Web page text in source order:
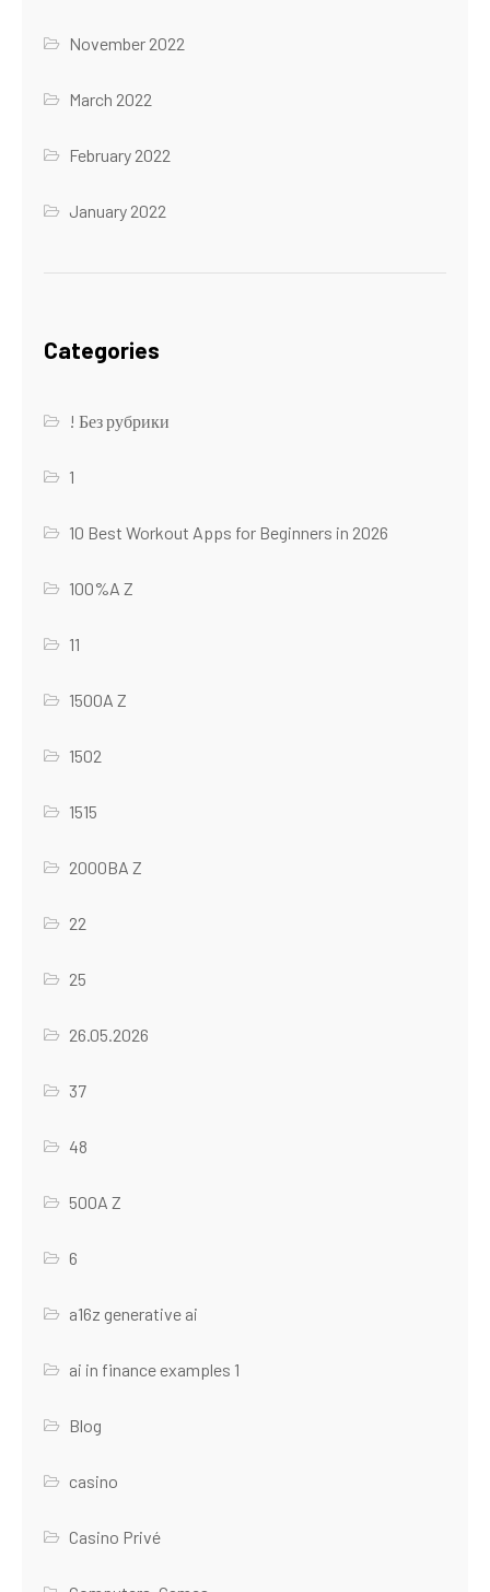
November 2022
March 2022
February 2022
January 2022
Categories
! Без рубрики
1
10 Best Workout Apps for Beginners in 2026
100%A Z
11
1500A Z
1502
1515
2000BA Z
22
25
26.05.2026
37
48
500A Z
6
a16z generative ai
ai in finance examples 1
Blog
casino
Casino Privé